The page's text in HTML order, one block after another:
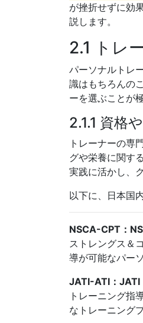
が挫折せずに効
説します。
2.1 トレ
パーソナルトレ
識はもちろんの
ーを選ぶことが
2.1.1 資格
トレーナーの専
グや栄養に関す
実践に活かし、
以下に、日本国
NSCA-CPT：
ストレングス＆
導が可能なパー
JATI-ATI：JATI
トレーニング指
なトレーニング